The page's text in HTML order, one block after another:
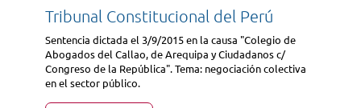
Tribunal Constitucional del Perú
Sentencia dictada el 3/9/2015 en la causa "Colegio de
Abogados del Callao, de Arequipa y Ciudadanos c/
Congreso de la República". Tema: negociación colectiva
en el sector público.